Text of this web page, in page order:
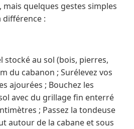
quelques gestes simples
:
stocké au sol (bois, pierres,
du cabanon ; Surélevez vos
ajourées ; Bouchez les
avec du grillage fin enterré
; Passez la tondeuse
autour de la cabane et sous